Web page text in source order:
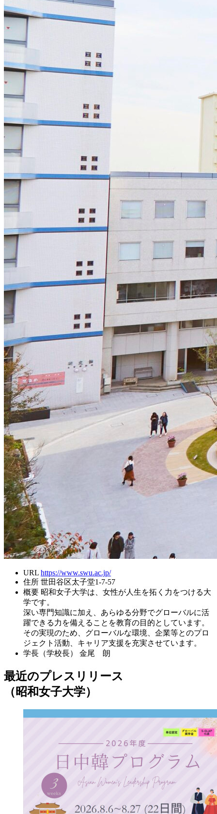
URL https://www.swu.ac.jp/
住所 世田谷区太子堂1-7-57
概要 昭和女子大学は、女性が人生を拓く力をつける大
学です。
深い専門知識に加え、あらゆる分野でグローバルに活
躍できる力を備えることを教育の目的としています。
その実現のため、グローバルな環境、企業等とのプロ
ジェクト活動、キャリア支援を充実させています。
学長（学校長）
金尾 朗
最近のプレスリリース
（昭和女子大学）